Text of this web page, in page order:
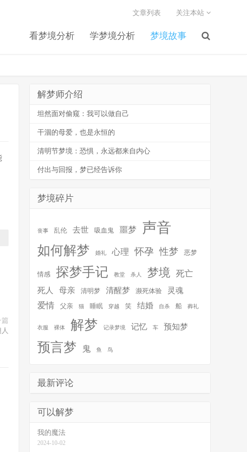
看梦境分析 学梦境分析 梦境故事
文章列表 关注本站
篇
解梦师介绍
坦然面对偷窥：我可以做自己
干涸的母爱，也是永恒的
清明节梦境：恐惧，永远都来自内心
付出与回报，梦已经告诉你
梦境碎片
丧事 乱伦 去世 吸血鬼 噩梦 声音
如何解梦 婚礼 心理 怀孕 性梦 恶梦
情感 探梦手记 教堂 杀人 梦境 死亡
死人 母亲 清明梦 清醒梦 濒死体验 灵魂
爱情 父亲 猫 睡眠 穿越 笑 结婚 自杀 船 葬礼
衣服 裸体 解梦 记录梦境 记忆 车 预知梦
预言梦 鬼 鱼 鸟
最新评论
可以解梦
我的魔法
2024-10-02